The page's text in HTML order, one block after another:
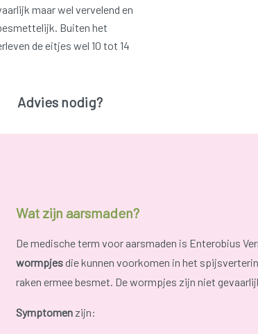
maar wel vervelend en
Buiten het
de eitjes wel 10 tot 14
Advies nodig?
Wat zijn aarsmaden?
De medische term voor aarsmaden is Enterobius
wormpjesdie kunnen voorkomen in het
raken ermee besmet. De wormpjes zijn niet
Symptomenzijn: